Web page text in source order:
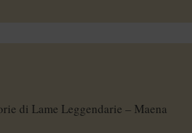
di Lame Leggendarie – Maena